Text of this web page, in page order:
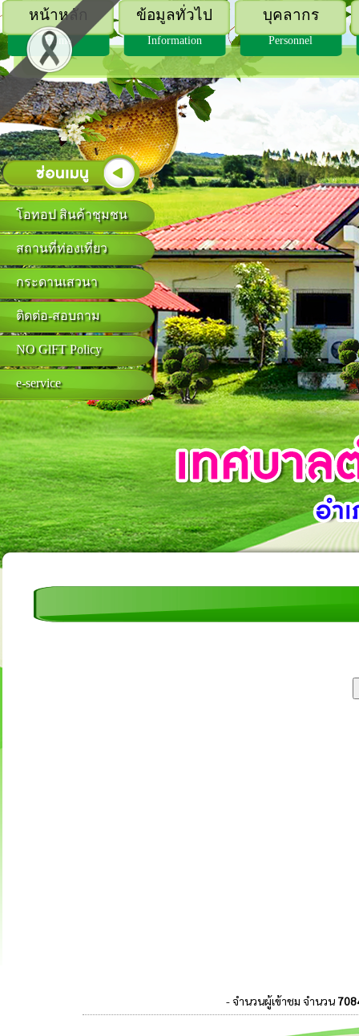
โอทอป สินค้าชุมชน
สถานที่ท่องเที่ยว
กระดานเสวนา
ติดต่อ-สอบถาม
NO GlFT Policy
e-service
หน้าหลัก
Home
ข้อมูลทั่วไป
Information
บุคลากร
Personnel
- จำนวนผู้เข้าชม จำนวน